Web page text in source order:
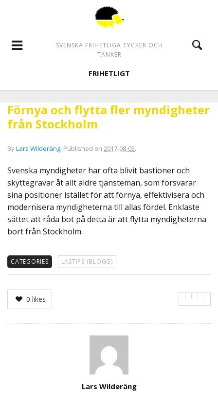
SVENSKA FRIHETLIGA TYCKER OCH
TÄNKER
FRIHETLIGT
Förnya och flytta fler myndigheter
från Stockholm
ByLars Wilderäng. Published on 2017-08-05.
Svenska myndigheter har ofta blivit bastioner och
skyttegravar åt allt äldre tjänstemän, som försvarar
sina positioner istället för att förnya, effektivisera och
modernisera myndigheterna till allas fördel. Enklaste
sättet att råda bot på detta är att flytta myndigheterna
bort från Stockholm.
CATEGORIES LÄSTIPS (BLOGG)
0 likes
Lars Wilderäng